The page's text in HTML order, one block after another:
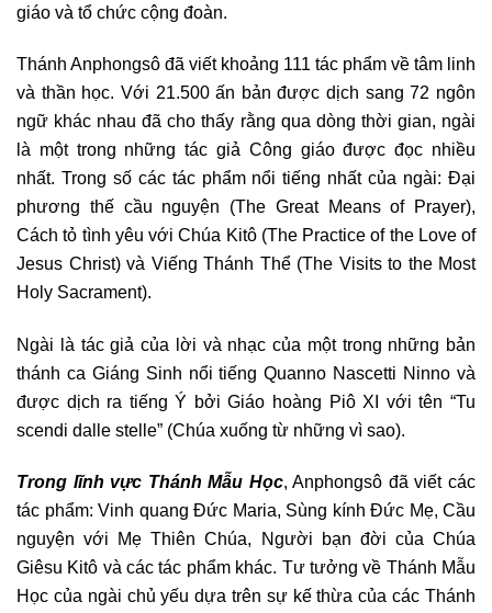
giáo và tổ chức cộng đoàn.
Thánh Anphongsô đã viết khoảng 111 tác phẩm về tâm linh
và thần học. Với 21.500 ấn bản được dịch sang 72 ngôn
ngữ khác nhau đã cho thấy rằng qua dòng thời gian, ngài
là một trong những tác giả Công giáo được đọc nhiều
nhất. Trong số các tác phẩm nổi tiếng nhất của ngài: Đại
phương thế cầu nguyện (The Great Means of Prayer),
Cách tỏ tình yêu với Chúa Kitô (The Practice of the Love of
Jesus Christ) và Viếng Thánh Thể (The Visits to the Most
Holy Sacrament).
Ngài là tác giả của lời và nhạc của một trong những bản
thánh ca Giáng Sinh nổi tiếng Quanno Nascetti Ninno và
được dịch ra tiếng Ý bởi Giáo hoàng Piô XI với tên “Tu
scendi dalle stelle” (Chúa xuống từ những vì sao).
Trong lĩnh vực Thánh Mẫu Học, Anphongsô đã viết các
tác phẩm: Vinh quang Đức Maria, Sùng kính Đức Mẹ, Cầu
nguyện với Mẹ Thiên Chúa, Người bạn đời của Chúa
Giêsu Kitô và các tác phẩm khác. Tư tưởng về Thánh Mẫu
Học của ngài chủ yếu dựa trên sự kế thừa của các Thánh